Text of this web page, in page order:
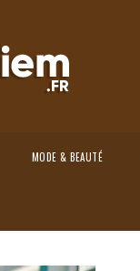
MODE & BEAUTÉ